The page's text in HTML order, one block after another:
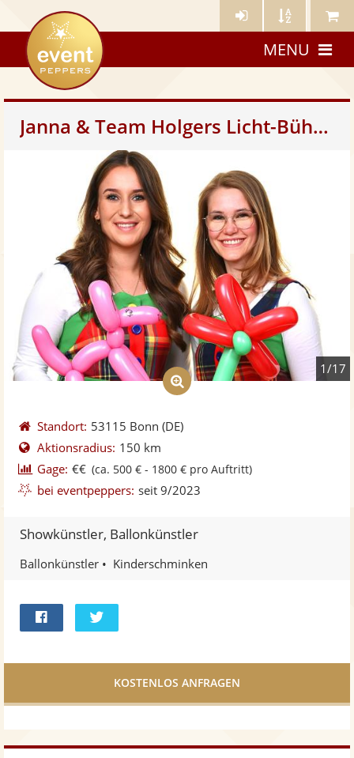
Künstler- Künstler Meine
eventpeppers
MENU
Janna & Team Holgers Licht-Bühne
1/17
Standort: 53115 Bonn (DE)
Aktionsradius: 150 km
Gage: €€ (ca. 500 € - 1800 € pro Auftritt)
bei eventpeppers: seit 9/2023
Showkünstler, Ballonkünstler
Ballonkünstler Kinderschminken
Facebook